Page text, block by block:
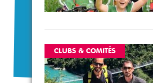
CLUBS & COMITÉS